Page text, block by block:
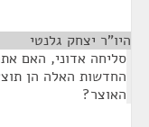
היו"ר יצחק גלנטי
סליחה אדוני, האם
החדשות האלה הן
האוצר?